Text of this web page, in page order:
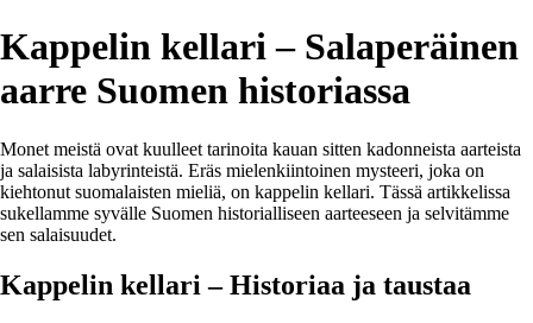
Kappelin kellari – Salaperäinen
aarre Suomen historiassa
Monet meistä ovat kuulleet tarinoita kauan sitten kadonneista aarteista
ja salaisista labyrinteistä. Eräs mielenkiintoinen mysteeri, joka on
kiehtonut suomalaisten mieliä, on kappelin kellari. Tässä artikkelissa
sukellamme syvälle Suomen historialliseen aarteeseen ja selvitämme
sen salaisuudet.
Kappelin kellari – Historiaa ja taustaa